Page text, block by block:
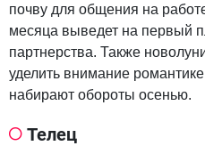
почву для общения на
месяца выведет на первый
партнерства. Также
уделить внимание
набирают обороты осенью.
Телец